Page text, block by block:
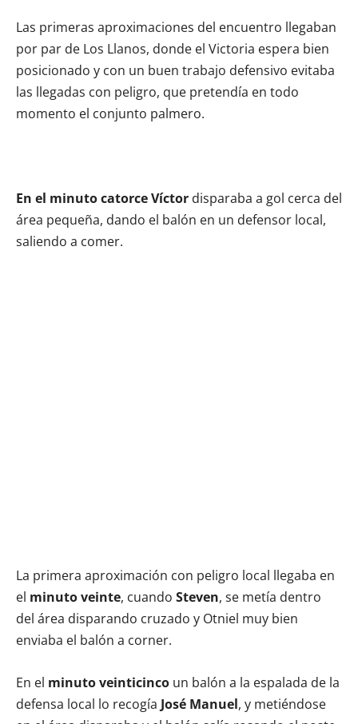
Las primeras aproximaciones del encuentro llegaban
por par de Los Llanos, donde el Victoria espera bien
posicionado y con un buen trabajo defensivo evitaba
las llegadas con peligro, que pretendía en todo
momento el conjunto palmero.
En el minuto catorce Víctor disparaba a gol cerca del
área pequeña, dando el balón en un defensor local,
saliendo a comer.
La primera aproximación con peligro local llegaba en
el minuto veinte, cuando Steven, se metía dentro
del área disparando cruzado y Otniel muy bien
enviaba el balón a corner.
En el minuto veinticinco un balón a la espalada de la
defensa local lo recogía José Manuel, y metiéndose